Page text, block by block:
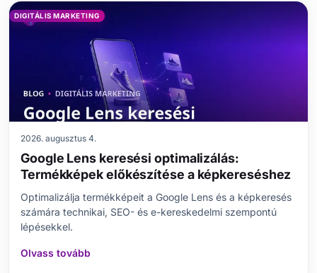
DIGITÁLIS MARKETING
2026. augusztus 4.
Google Lens keresési optimalizálás:
Termékképek előkészítése a képkereséshez
Optimalizálja termékképeit a Google Lens és a képkeresés
számára technikai, SEO- és e-kereskedelmi szempontú
lépésekkel.
Olvass tovább